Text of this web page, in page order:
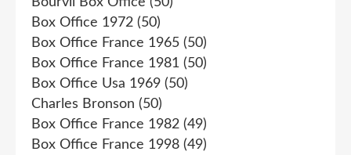
Box Office 1972 (50)
Box Office France 1965 (50)
Box Office France 1981 (50)
Box Office Usa 1969 (50)
Charles Bronson (50)
Box Office France 1982 (49)
Box Office France 1998 (49)